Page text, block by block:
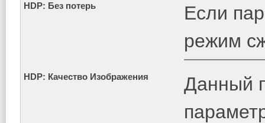
HDP: Без потерь
Если
режим
HDP: Качество Изображения
Данный